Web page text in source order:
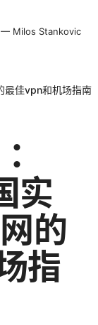
Milos Stankovic
最佳vpn和机场指南
实
的
指